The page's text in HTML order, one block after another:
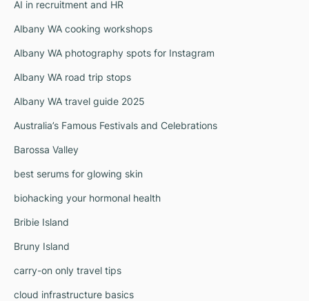
AI in recruitment and HR
Albany WA cooking workshops
Albany WA photography spots for Instagram
Albany WA road trip stops
Albany WA travel guide 2025
Australia’s Famous Festivals and Celebrations
Barossa Valley
best serums for glowing skin
biohacking your hormonal health
Bribie Island
Bruny Island
carry-on only travel tips
cloud infrastructure basics